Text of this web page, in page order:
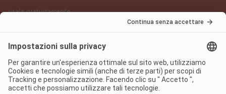
usala gratuitamente
Informazione legale
Protezione dati
Condizioni d'uso